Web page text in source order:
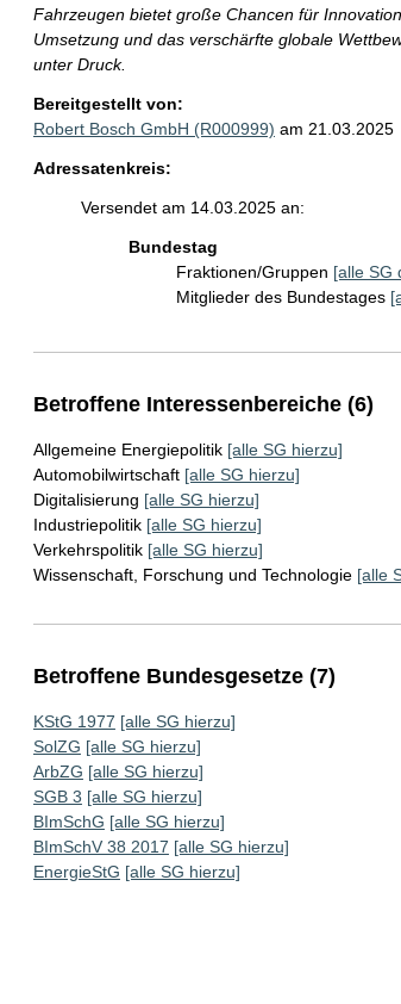
Fahrzeugen bietet große Chancen für
Umsetzung und das verschärfte globale
unter Druck.
Bereitgestellt von:
Robert Bosch GmbH (R000999) am 21.03.2025
Adressatenkreis:
Versendet am 14.03.2025 an:
Bundestag
Fraktionen/Gruppen [alle SG
Mitglieder des Bundestages
Betroffene Interessenbereiche (6)
Allgemeine Energiepolitik [alle SG hierzu]
Automobilwirtschaft [alle SG hierzu]
Digitalisierung [alle SG hierzu]
Industriepolitik [alle SG hierzu]
Verkehrspolitik [alle SG hierzu]
Wissenschaft, Forschung und Technologie [alle
Betroffene Bundesgesetze (7)
KStG 1977 [alle SG hierzu]
SolZG [alle SG hierzu]
ArbZG [alle SG hierzu]
SGB 3 [alle SG hierzu]
BImSchG [alle SG hierzu]
BImSchV 38 2017 [alle SG hierzu]
EnergieStG [alle SG hierzu]